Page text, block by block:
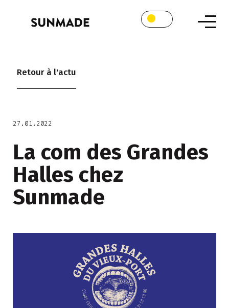
Retour à l'actu
27.01.2022
La com des Grandes
Halles chez
Sunmade